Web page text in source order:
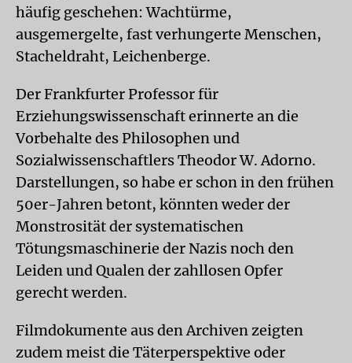
häufig geschehen: Wachtürme,
ausgemergelte, fast verhungerte Menschen,
Stacheldraht, Leichenberge.
Der Frankfurter Professor für
Erziehungswissenschaft erinnerte an die
Vorbehalte des Philosophen und
Sozialwissenschaftlers Theodor W. Adorno.
Darstellungen, so habe er schon in den frühen
50er-Jahren betont, könnten weder der
Monstrosität der systematischen
Tötungsmaschinerie der Nazis noch den
Leiden und Qualen der zahllosen Opfer
gerecht werden.
Filmdokumente aus den Archiven zeigten
zudem meist die Täterperspektive oder